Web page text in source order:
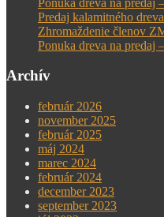
Predaj kalamitného
Zhromaždenie členov
Ponuka dreva na predaj
Archív
február 2026
november 2025
február 2025
máj 2024
marec 2024
február 2024
december 2023
september 2023